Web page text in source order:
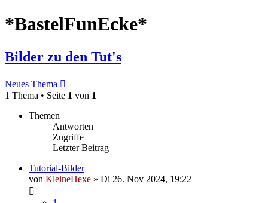
*BastelFunEcke*
Bilder zu den Tut's
Neues Thema
1 Thema • Seite 1 von 1
Themen
Antworten
Zugriffe
Letzter Beitrag
Tutorial-Bilder
von KleineHexe » Di 26. Nov 2024, 19:22